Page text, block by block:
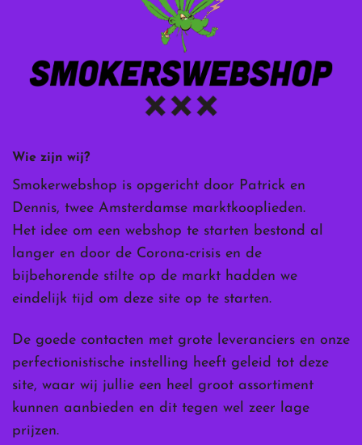
Wie zijn wij?
Smokerwebshop is opgericht door Patrick en
Dennis, twee Amsterdamse marktkooplieden.
Het idee om een webshop te starten bestond al
langer en door de Corona-crisis en de
bijbehorende stilte op de markt hadden we
eindelijk tijd om deze site op te starten.
De goede contacten met grote leveranciers en onze
perfectionistische instelling heeft geleid tot deze
site, waar wij jullie een heel groot assortiment
kunnen aanbieden en dit tegen wel zeer lage
prijzen.